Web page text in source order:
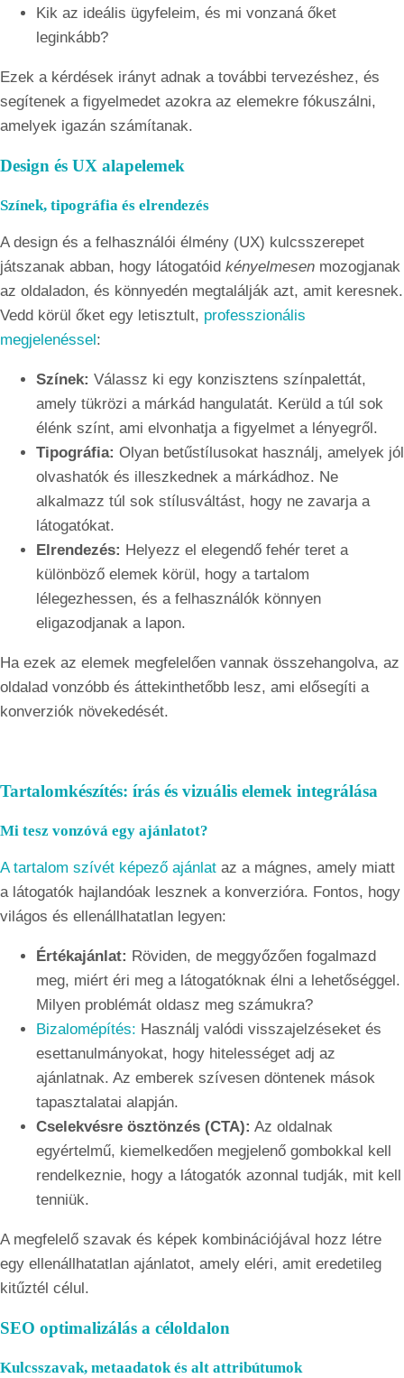
Kik az ideális ügyfeleim, és mi vonzaná őket
leginkább?
Ezek a kérdések irányt adnak a további tervezéshez, és
segítenek a figyelmedet azokra az elemekre fókuszálni,
amelyek igazán számítanak.
Design és UX alapelemek
Színek, tipográfia és elrendezés
A design és a felhasználói élmény (UX) kulcsszerepet
játszanak abban, hogy látogatóid kényelmesen mozogjanak
az oldaladon, és könnyedén megtalálják azt, amit keresnek.
Vedd körül őket egy letisztult, professzionális
megjelenéssel:
Színek: Válassz ki egy konzisztens színpalettát,
amely tükrözi a márkád hangulatát. Kerüld a túl sok
élénk színt, ami elvonhatja a figyelmet a lényegről.
Tipográfia: Olyan betűstílusokat használj, amelyek jól
olvashatók és illeszkednek a márkádhoz. Ne
alkalmazz túl sok stílusváltást, hogy ne zavarja a
látogatókat.
Elrendezés: Helyezz el elegendő fehér teret a
különböző elemek körül, hogy a tartalom
lélegezhessen, és a felhasználók könnyen
eligazodjanak a lapon.
Ha ezek az elemek megfelelően vannak összehangolva, az
oldalad vonzóbb és áttekinthetőbb lesz, ami elősegíti a
konverziók növekedését.
Tartalomkészítés: írás és vizuális elemek integrálása
Mi tesz vonzóvá egy ajánlatot?
A tartalom szívét képező ajánlat az a mágnes, amely miatt
a látogatók hajlandóak lesznek a konverzióra. Fontos, hogy
világos és ellenállhatatlan legyen:
Értékajánlat: Röviden, de meggyőzően fogalmazd
meg, miért éri meg a látogatóknak élni a lehetőséggel.
Milyen problémát oldasz meg számukra?
Bizalomépítés: Használj valódi visszajelzéseket és
esettanulmányokat, hogy hitelességet adj az
ajánlatnak. Az emberek szívesen döntenek mások
tapasztalatai alapján.
Cselekvésre ösztönzés (CTA): Az oldalnak
egyértelmű, kiemelkedően megjelenő gombokkal kell
rendelkeznie, hogy a látogatók azonnal tudják, mit kell
tenniük.
A megfelelő szavak és képek kombinációjával hozz létre
egy ellenállhatatlan ajánlatot, amely eléri, amit eredetileg
kitűztél célul.
SEO optimalizálás a céloldalon
Kulcsszavak, metaadatok és alt attribútumok